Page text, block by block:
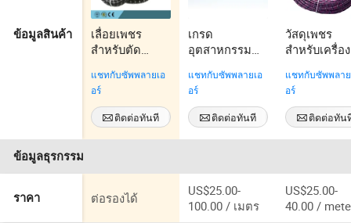
ข้อมูลสินค้า
เลื่อยเพชร
สำหรับตัด
หล็ก
แชทกับซัพพลายเอ
อร์
ติดต่อทันที
เกรด
อุตสาหกรรม
ความเร็วในการ
ตัดที่รวดเร็ว
สำหรับการผลิต
หินขนาดใหญ่
โดยสกายสโตน
แชทกับซัพพลายเอ
อร์
ติดต่อทันที
วัสดุเพชร
สำหรับเครื่อง
แชทกับซัพพลาย
อร์
ติดต่อทัน
ข้อมูลธุรกรรม
ราคา ต่อรองได้
US$25.00-
100.00 / เมตร
US$25.00-
40.00 /